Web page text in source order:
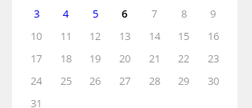
3
4 5 6 7 8
9
10
11 12 13 14 15
16
17
18 19 20 21 22
23
24
25 26 27 28 29
30
31